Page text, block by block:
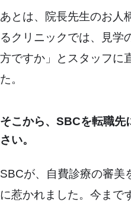
あとは、院長先生のお人
るクリニックでは、見学
方ですか」とスタッフに
た。
そこから、SBCを転職先
さい。
SBCが、自費診療の審美
に惹かれました。今まで